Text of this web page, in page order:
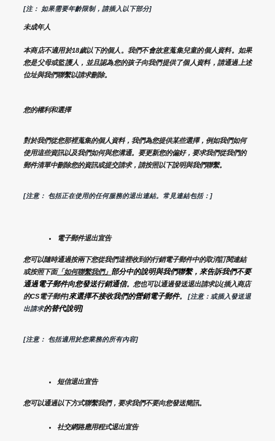
[注： 如果需要年齡限制，請插入以下部分]
未成年人
本商店不適用於18歲以下的個人。我們不會故意蒐集兒童的個人資料。如果
您是父母或監護人，並且認為您的孩子向我們提供了個人資料，請通過上述
位址與我們聯繫以請求刪除。
您的權利和選擇
對於我們從您那裡蒐集的個人資料，我們為您提供某些選擇，例如我們如何
使用這些資訊以及我們如何與您溝通。要更新您的偏好，要求我們從我們的
郵件清單中刪除您的資訊或提交請求，請按照以下說明與我們聯繫。
[注意： 包括正在使用的任何服務的退出連結。常見連結包括：]
電子郵件退出宣告
您可以隨時通過按兩下您從我們這裡收到的行銷電子郵件中的取消訂閱連結
或按照下面「如何聯繫我們」 部分中的說明與我們聯繫，來告訴我們不要
通過電子郵件向您發送行銷通信。您也可以通過發送退出請求以{插入商店
的CS電子郵件]來選擇不接收我們的營銷電子郵件。
[注意：或插入發送退
出請求的替代說明]
[注意： 包括適用於您業務的所有內容]
短信退出宣告
您可以通過以下方式聯繫我們，要求我們不要向您發送簡訊。
社交網路應用程式退出宣告